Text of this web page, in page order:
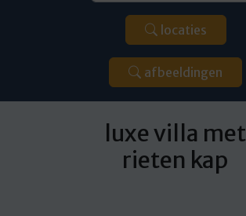
locaties
afbeeldingen
luxe villa met
rieten kap